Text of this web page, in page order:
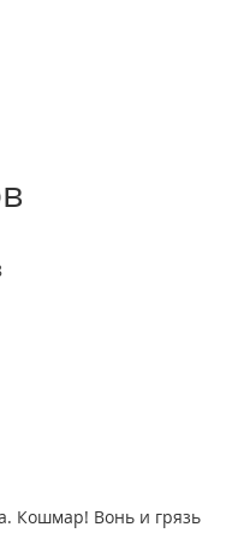
Кошмар! Вонь и грязь